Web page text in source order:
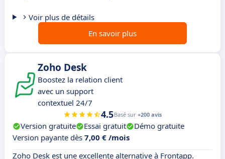
Voir plus de détails
En savoir plus
Zoho Desk
Boostez la relation client
avec un support
contextuel 24/7
4.5Basé sur +200 avis
Version gratuite Essai gratuit
Démo gratuite
Version payante dès 7,00 € /mois
Zoho Desk est une excellente alternative à Frontapp.